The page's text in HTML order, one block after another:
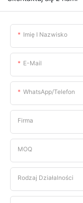
Imię I Nazwisko
E-Mail
WhatsApp/telefon
Firma
MOQ
Rodzaj Działalności